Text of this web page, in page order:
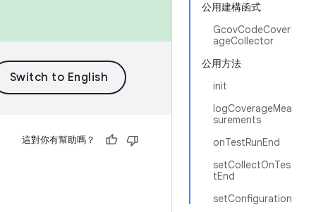
公用建構函式
GcovCodeCover
ageCollector
公用方法
init
logCoverageMea
surements
onTestRunEnd
setCollectOnTes
tEnd
setConfiguration
這對你有幫助嗎？